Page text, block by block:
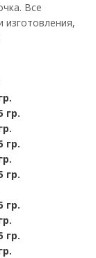
Все
гр.
гр.
гр.
гр.
гр.